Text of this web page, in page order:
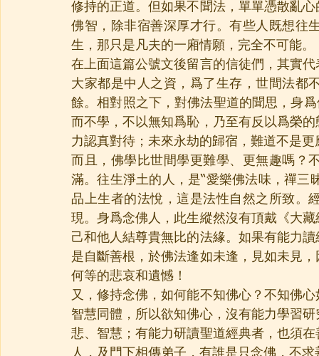
修持的正道。但如果不聞法，單單憑散亂
佛智，除非宿善深厚才行。有些人既想往
生，那只是凡夫的一廂情願，完全不可能。
在上面這篇公號文後留言的信徒們，其實
大家都是中人之資，爲了生存，世間法都
餘。相對照之下，對佛法聖道的聞思，身
而不學，不以無知爲恥，乃至有反以爲榮
力認真對待；未來永劫的歸宿，難道不是
而且，佛學比世間學更難學、更無趣嗎？
滿。往生淨土的人，是“愛樂佛法味，禪三
品上生者的法悅，這是法性自然之所致。
現。身爲念佛人，此生縱然沒有頂戴《大
己和他人結尊貴無比的法緣。如果有能力
是自斷善根，於佛法逢如未逢，見如未見
何等的悲哀和遺憾！
又，修持念佛，如何能不知佛心？不知佛
智慧同體，所以欲知佛心，沒有能力學習
悲、智慧；有能力研讀聖道經典者，也須
人，及門下相傳弟子，有誰是只念佛，不